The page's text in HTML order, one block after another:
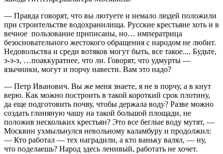
— Правда говорят, что вы лютуете и немало людей положили
при строительстве водохранилища. Русские крестьяне хоть и в
вечное пользование приписаны, но… императрица
безосновательного жестокого обращения с народом не любит.
Недовольства и среди вотяков могут быть, все такое.... Будьте,
э-э-э, …поаккуратнее, что ли. Говорят, что удмурты —
язычники, могут и порчу навести. Вам это надо?
— Петр Иванович. Вы же меня знаете, я не в порчу, а в кнут
верю. Как можно построить в такой короткий срок плотину,
да еще подготовить почву, чтобы держала воду? Разве можно
создать глиняную чашу на такой большой площади, не
положив нескольких крестьян? Это все беглые воду мутят, —
Москвин ухмыльнулся невольному каламбуру и продолжил:
— Кто работал — тех наградили, а кто ваньку валял, — ну,
что поделаешь? Народ здесь ленивый, работать не хочет.